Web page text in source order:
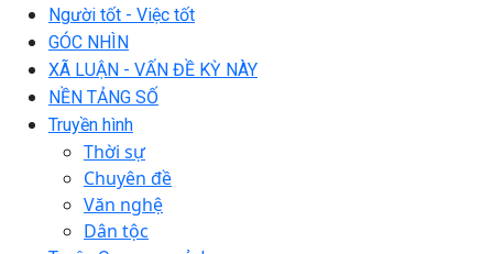
Người tốt - Việc tốt
GÓC NHÌN
XÃ LUẬN - VẤN ĐỀ KỲ NÀY
NỀN TẢNG SỐ
Truyền hình
Thời sự
Chuyên đề
Văn nghệ
Dân tộc